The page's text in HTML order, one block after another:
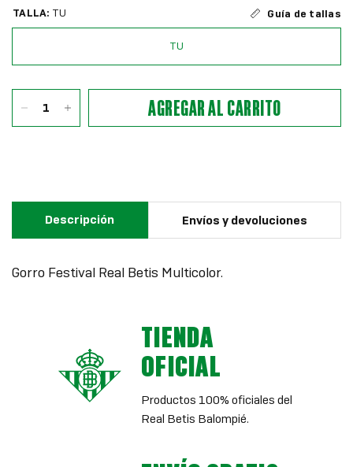
TALLA: TU Guía de tallas
TU
AGREGAR AL CARRITO
Descripción Envíos y devoluciones
Gorro Festival Real Betis Multicolor.
TIENDA
OFICIAL
Productos 100% oficiales del
Real Betis Balompié.